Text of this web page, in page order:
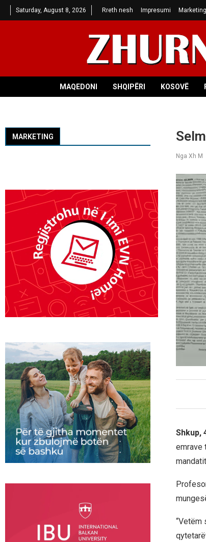
Saturday, August 8, 2026 Rreth nesh Impresumi Marketing
MAQEDONI SHQIPËRI KOSOVË
Nga Xh M
Shkup,
emrave
“Vetëm
MARKETING